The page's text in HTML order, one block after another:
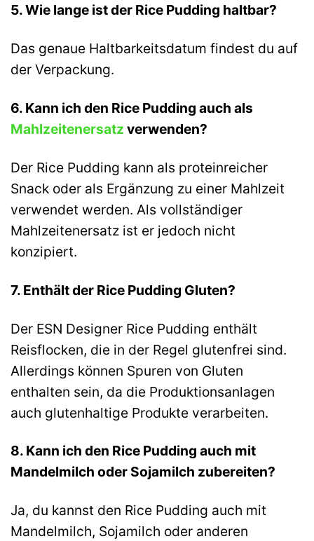
5. Wie lange ist der Rice Pudding haltbar?
Das genaue Haltbarkeitsdatum findest du auf
der Verpackung.
6. Kann ich den Rice Pudding auch als
Mahlzeitenersatz verwenden?
Der Rice Pudding kann als proteinreicher
Snack oder als Ergänzung zu einer Mahlzeit
verwendet werden. Als vollständiger
Mahlzeitenersatz ist er jedoch nicht
konzipiert.
7. Enthält der Rice Pudding Gluten?
Der ESN Designer Rice Pudding enthält
Reisflocken, die in der Regel glutenfrei sind.
Allerdings können Spuren von Gluten
enthalten sein, da die Produktionsanlagen
auch glutenhaltige Produkte verarbeiten.
8. Kann ich den Rice Pudding auch mit
Mandelmilch oder Sojamilch zubereiten?
Ja, du kannst den Rice Pudding auch mit
Mandelmilch, Sojamilch oder anderen